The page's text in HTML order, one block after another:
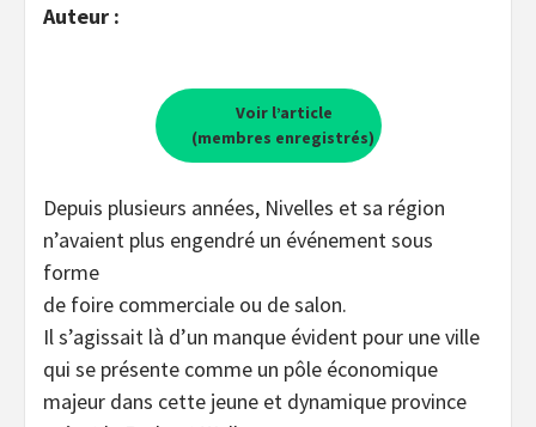
Auteur :
Voir l’article
(membres enregistrés)
Depuis plusieurs années, Nivelles et sa région
n’avaient plus engendré un événement sous
forme
de foire commerciale ou de salon.
Il s’agissait là d’un manque évident pour une ville
qui se présente comme un pôle économique
majeur dans cette jeune et dynamique province